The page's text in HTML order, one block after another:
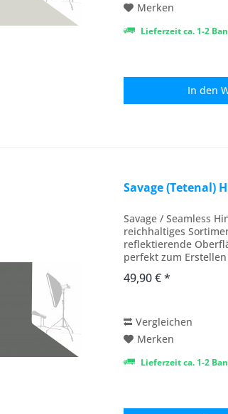
Merken
Lieferzeit ca. 1-2
In den
Savage (Tetenal)
Savage / Seamless
reichhaltiges
reflektierende
perfekt zum
49,90 € *
Vergleichen
Merken
Lieferzeit ca. 1-2